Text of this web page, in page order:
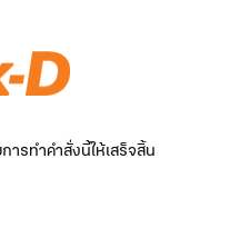
รทำคำสั่งนี้ให้เสร็จสิ้น